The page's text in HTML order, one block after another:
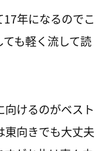
年になるのでこ
も軽く流して読
けるのがベスト
東向きでも大丈夫